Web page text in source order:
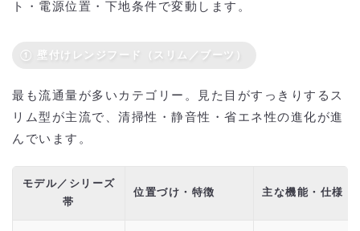
ト・電源位置・下地条件で変動します。
① 壁付けレンジフード（スリム／ブーツ）
最も流通量が多いカテゴリー。見た目がすっきりするス
リム型が主流で、清掃性・静音性・省エネ性の進化が進
んでいます。
モデル／シリーズ
帯
位置づけ・特徴 主な機能・仕様